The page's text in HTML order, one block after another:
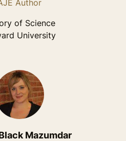
Author
of Science
University
Mazumdar